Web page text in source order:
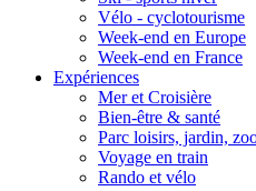
Vélo - cyclotourisme
Week-end en Europe
Week-end en France
Expériences
Mer et Croisière
Bien-être & santé
Parc loisirs, jardin,
Voyage en train
Rando et vélo